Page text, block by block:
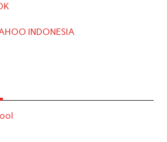
INDONESIA